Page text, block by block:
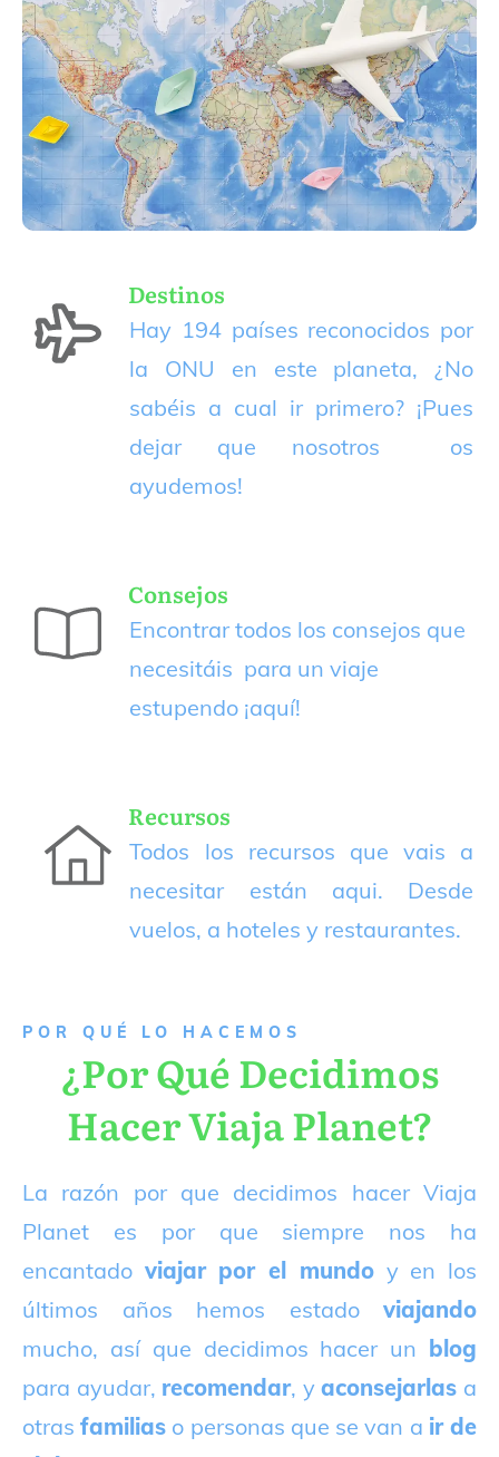
Destinos
Hay 194 países reconocidos por
la ONU en este planeta, ¿No
sabéis a cual ir primero? ¡Pues
dejar que nosotros os
ayudemos!
Consejos
Encontrar todos los consejos que
necesitáis para un viaje
estupendo ¡aquí!
Recursos
Todos los recursos que vais a
necesitar están aqui. Desde
vuelos, a hoteles y restaurantes.
P OR QUÉ LO HACEMOS
¿Por Qué Decidimos
Hacer Viaja Planet?
La razón por que decidimos hacer Viaja
Planet es por que siempre nos ha
encantado viajar por el mundoy en los
últimos años hemos estado viajando
mucho, así que decidimos hacer un blog
para ayudar, recomendar, yaconsejarlas a
otrasfamilias o personas que se van a ir de